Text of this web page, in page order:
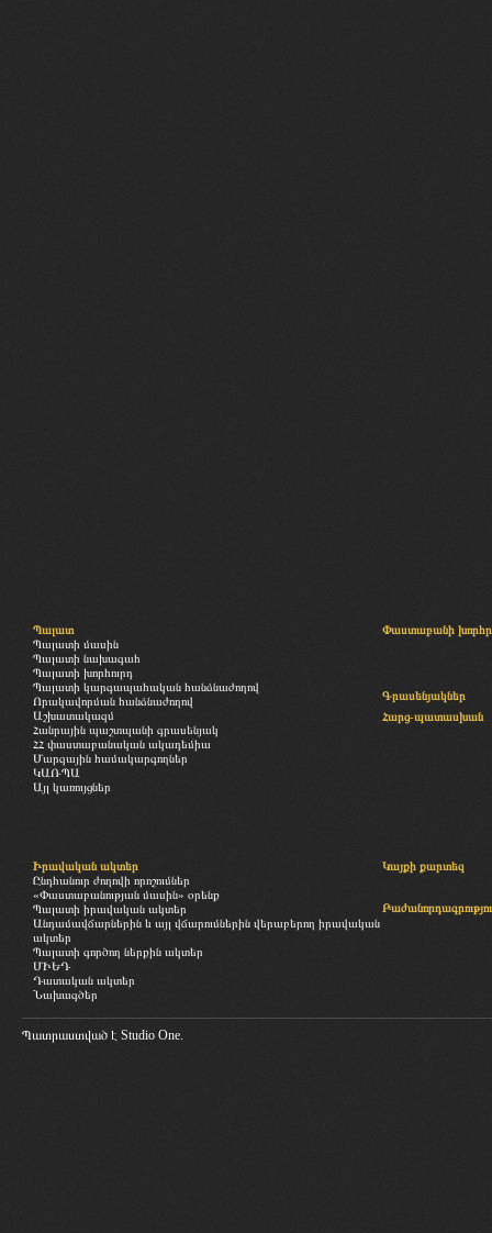
Պալատ
Պալատի մասին
Պալատի նախագահ
Պալատի խորհուրդ
Պալատի կարգապահական հանձնաժողով
Որակավորման հանձնաժողով
Աշխատակազմ
Հանրային պաշտպանի գրասենյակ
ՀՀ փաստաբանական ակադեմիա
Մարզային համակարգողներ
ԿԱՌՊԱ
Այլ կառույցներ
Փաստաբանի
Գրասենյակներ
Հարց-պատասխան
Իրավական ակտեր
Ընդհանուր ժողովի որոշումներ
«Փաստաբանության մասին» օրենք
Պալատի իրավական ակտեր
Անդամավճարներին և այլ վճարումներին վերաբերող իրավական
ակտեր
Պալատի գործող ներքին ակտեր
ՄԻԵԴ
Դատական ակտեր
Նախագծեր
Կայքի քարտեզ
Պատրաստված է Studio One.